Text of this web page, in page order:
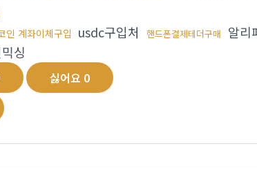
인 계좌이체구입 usdc구입처 핸드폰결제테더구매 알리
싱
싫어요 0